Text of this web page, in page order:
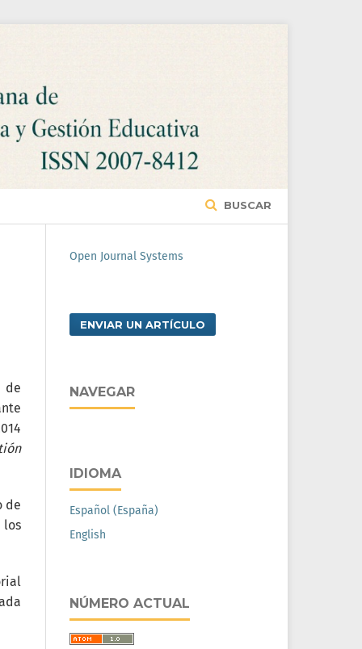
BUSCAR
de
de
los
Open Journal Systems
ENVIAR UN ARTÍCULO
NAVEGAR
IDIOMA
Español (España)
English
NÚMERO ACTUAL